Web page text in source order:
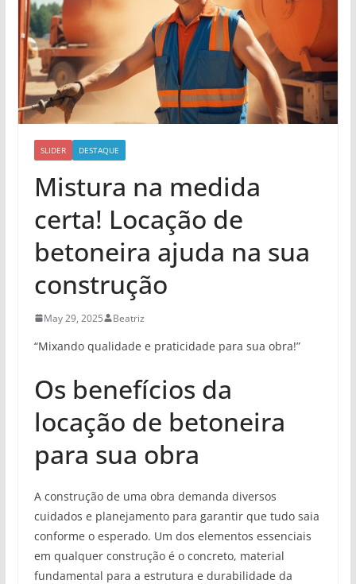
SLIDER DESTAQUE
Mistura na medida
certa! Locação de
betoneira ajuda na sua
construção
May 29, 2025 Beatriz
“Mixando qualidade e praticidade para sua obra!”
Os benefícios da
locação de betoneira
para sua obra
A construção de uma obra demanda diversos
cuidados e planejamento para garantir que tudo saia
conforme o esperado. Um dos elementos essenciais
em qualquer construção é o concreto, material
fundamental para a estrutura e durabilidade da